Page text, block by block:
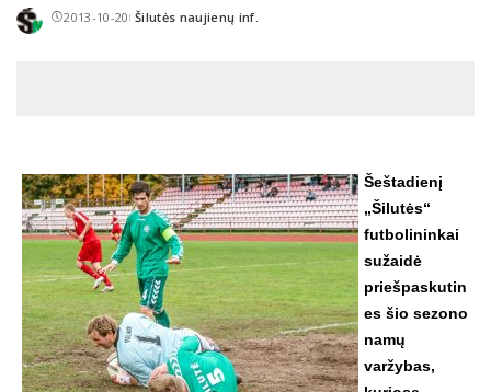
2013-10-20Posted
Šilutės naujienų inf.
Šeštadienį
„Šilutės“
futbolininkai
sužaidė
priešpaskutin
es šio sezono
namų
varžybas,